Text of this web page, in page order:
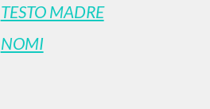
TESTO MADRE
NOMI